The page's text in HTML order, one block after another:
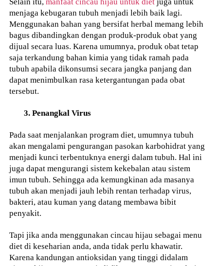
menjaga kebugaran tubuh menjadi lebih baik lagi.
Menggunakan bahan yang bersifat herbal memang lebih
bagus dibandingkan dengan produk-produk obat yang
dijual secara luas. Karena umumnya, produk obat tetap
saja terkandung bahan kimia yang tidak ramah pada
tubuh apabila dikonsumsi secara jangka panjang dan
dapat menimbulkan rasa ketergantungan pada obat
tersebut.
3. Penangkal Virus
Pada saat menjalankan program diet, umumnya tubuh
akan mengalami pengurangan pasokan karbohidrat yang
menjadi kunci terbentuknya energi dalam tubuh. Hal ini
juga dapat mengurangi sistem kekebalan atau sistem
imun tubuh. Sehingga ada kemungkinan ada masanya
tubuh akan menjadi jauh lebih rentan terhadap virus,
bakteri, atau kuman yang datang membawa bibit
penyakit.
Tapi jika anda menggunakan cincau hijau sebagai menu
diet di keseharian anda, anda tidak perlu khawatir.
Karena kandungan antioksidan yang tinggi didalam